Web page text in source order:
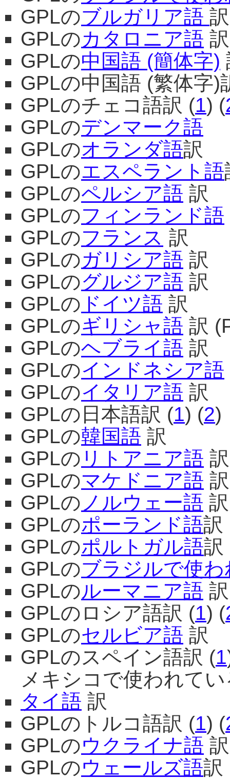
GPLのブルガリア語 訳
GPLのカタロニア語 訳
GPLの中国語 (簡体字)
GPLの中国語 (繁体字)
GPLのチェコ語訳 (1) (
GPLのデンマーク語
GPLのオランダ語訳
GPLのエスペラント語
GPLのペルシア語 訳
GPLのフィンランド語
GPLのフランス 訳
GPLのガリシア語 訳
GPLのグルジア語 訳
GPLの ドイツ語 訳
GPLのギリシャ語 訳
GPLのヘブライ語 訳
GPLのインドネシア語
GPLのイタリア語 訳
GPLの日本語訳 (1) (2)
GPLの韓国語 訳
GPLの リトアニア語 訳
GPLのマケドニア語 訳
GPLの ノルウェー語 訳
GPLのポーランド語訳
GPLのポルトガル語訳
GPLのブラジルで使
GPLのルーマニア語 訳
GPLのロシア語訳 (1) (
GPLのセルビア語 訳
GPLのスペイン語訳 (1
メキシコで使われて
タイ語 訳
GPLのトルコ語訳 (1) (
GPLのウクライナ語 訳
GPLのウェールズ語訳